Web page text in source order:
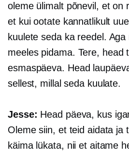
oleme ülimalt põnevil, et on
et kui ootate kannatlikult
kuulete seda ka reedel.
meeles pidama. Tere, head
esmaspäeva. Head
sellest, millal seda kuulate.
Jesse: Head päeva, kus
Oleme siin, et teid aidata ja
käima lükata, nii et aitame